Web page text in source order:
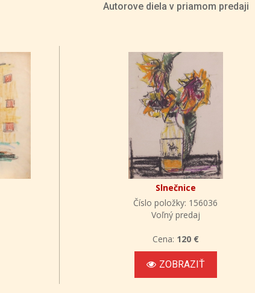
Autorove diela v priamom predaji
Slnečnice
Číslo položky: 156036
Voľný predaj
Cena: 120 €
ZOBRAZIŤ